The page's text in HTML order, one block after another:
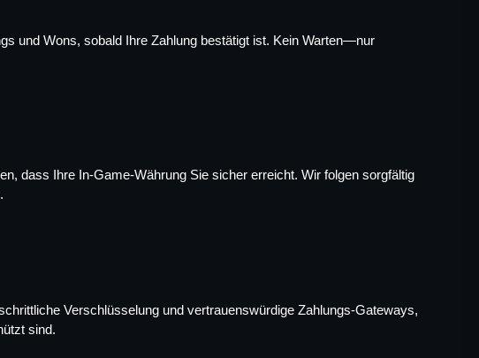
und Wons, sobald Ihre Zahlung bestätigt ist. Kein Warten—nur
dass Ihre In-Game-Währung Sie sicher erreicht. Wir folgen sorgfältig
Verschlüsselung und vertrauenswürdige Zahlungs-Gateways,
sind.